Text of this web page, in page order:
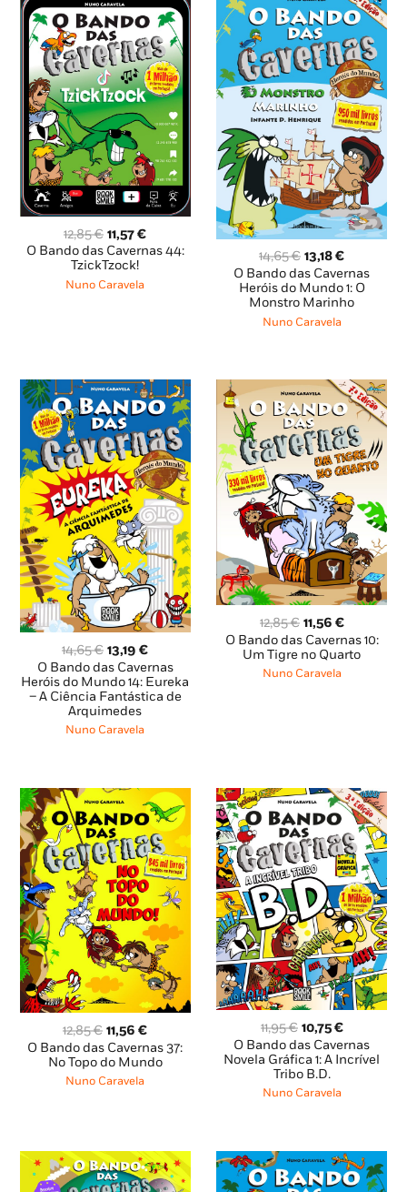
12,85€ O
preço
original
era:
11,57€O
preço
O Bando das Cavernas 44:
TzickTzock!
Nuno Caravela
14,65€ O
preço
original
era:
14,65 €.
13,18€O
preço
atual
é:
O Bando das Cavernas
Heróis do Mundo 1: O
Monstro Marinho
Nuno Caravela
14,65€ O
preço
original
era:
14,65 €.
13,19€O
preço
atual
é:
O Bando das Cavernas
Heróis do Mundo 14: Eureka
– A Ciência Fantástica de
Arquimedes
Nuno Caravela
12,85€ O
preço
original
era:
11,56 €O
preço
atual
O Bando das Cavernas 10:
Um Tigre no Quarto
Nuno Caravela
12,85€ O
preço
original
era:
11,56€O
preço
atual
O Bando das Cavernas 37:
No Topo do Mundo
Nuno Caravela
11,95€ O
preço
original
era:
11,95 €.
10,75€O
preço
atual
O Bando das Cavernas
Novela Gráfica 1: A Incrível
Tribo B.D.
Nuno Caravela